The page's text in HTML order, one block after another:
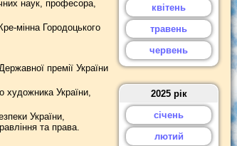
наук, професора,
мінна Городоцького
премії України
художника України,
України,
та права.
квітень
травень
червень
2025 рік
січень
лютий